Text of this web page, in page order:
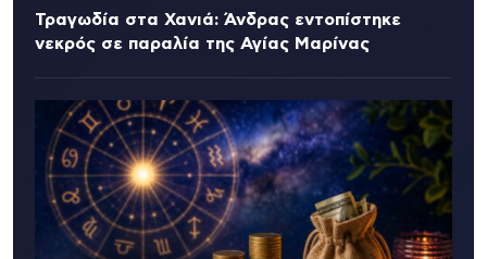
Τραγωδία στα Χανιά: Άνδρας εντοπίστηκε
νεκρός σε παραλία της Αγίας Μαρίνας